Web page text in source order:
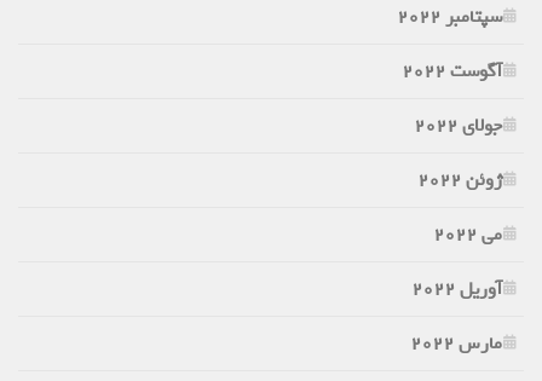
سپتامبر 2022
آگوست 2022
جولای 2022
ژوئن 2022
می 2022
آوریل 2022
مارس 2022